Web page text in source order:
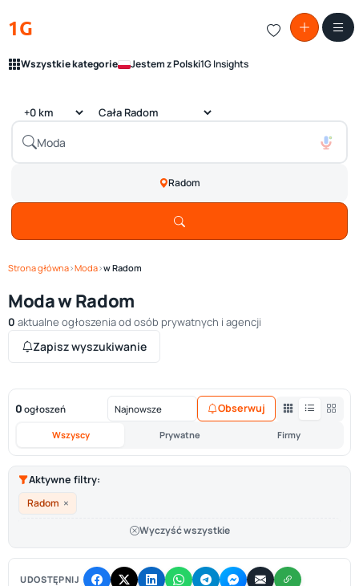
1G
Wszystkie kategorie Jestem z Polski1G Insights
Radom
Strona główna›Moda›w Radom
Moda w Radom
0 aktualne ogłoszenia od osób prywatnych i agencji
Zapisz wyszukiwanie
0 ogłoszeń
Wszyscy Prywatne Firmy
Obserwuj
Aktywne filtry:
Radom ×
Wyczyść wszystkie
UDOSTĘPNIJ